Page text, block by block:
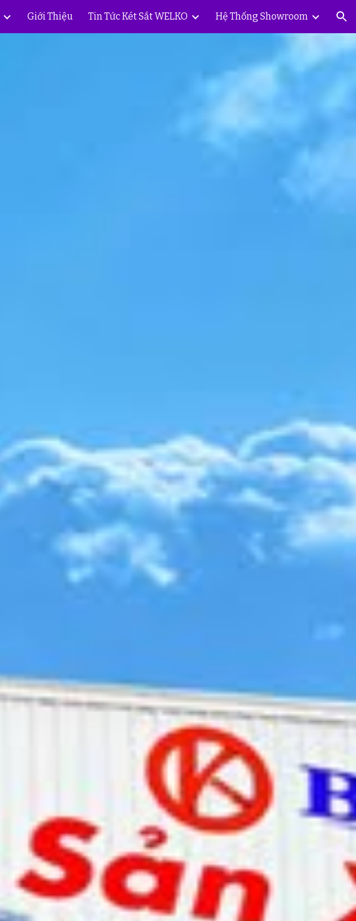
Skip to navigation
Giới Thiệu Tin Tức Két Sắt WELKO Hệ Thống Showroom